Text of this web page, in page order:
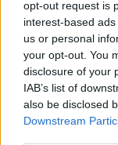
opt-out request is
interest-based
us or personal
your opt-out. You
disclosure of your
IAB’s list of
also be disclosed
Downstream